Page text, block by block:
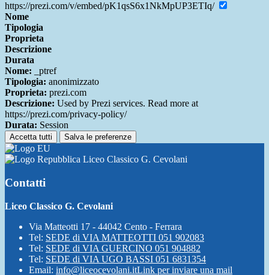
https://prezi.com/v/embed/pK1qsS6x1NkMpUP3ETIq/
Nome
Tipologia
Proprieta
Descrizione
Durata
Nome: _ptref
Tipologia: anonimizzato
Proprieta: prezi.com
Descrizione: Used by Prezi services. Read more at
https://prezi.com/privacy-policy/
Durata: Session
Accetta tutti Salva le preferenze
Liceo Classico G. Cevolani
Contatti
Liceo Classico G. Cevolani
Via Matteotti 17 - 44042 Cento - Ferrara
Tel: SEDE di VIA MATTEOTTI 051 902083
Tel: SEDE di VIA GUERCINO 051 904882
Tel: SEDE di VIA UGO BASSI 051 6831354
Email: info@liceocevolani.itLink per inviare una mail